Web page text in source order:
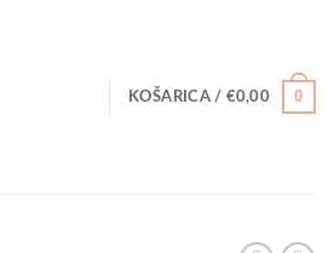
KOŠARICA / €0,00 0